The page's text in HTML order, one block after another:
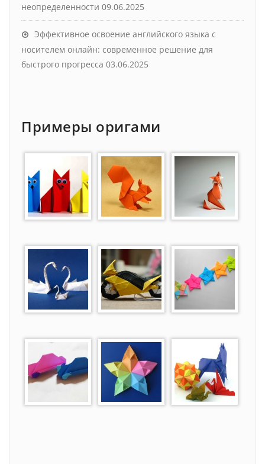
неопределенности 09.06.2025
Эффективное освоение английского языка с
носителем онлайн: современное решение для
быстрого прогресса 03.06.2025
Примеры оригами